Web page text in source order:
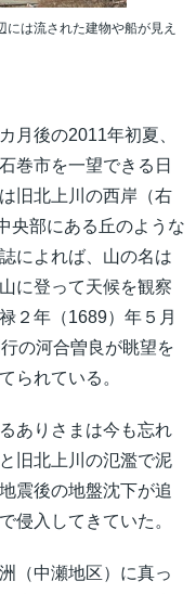
は流された建物や船が見え
月後の2011年初夏、
巻市を一望できる日
旧北上川の西岸（右
央部にある丘のような
によれば、山の名は
に登って天候を観察
２年（1689）年５月
の河合曽良が眺望を
られている。
ありさまは今も忘れ
旧北上川の氾濫で泥
震後の地盤沈下が追
侵入してきていた。
（中瀬地区）に真っ